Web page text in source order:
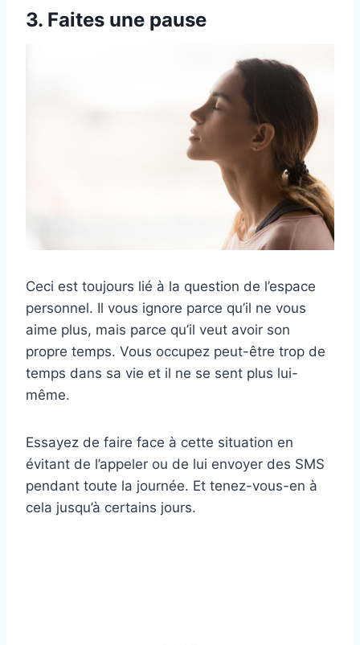
3. Faites une pause
Ceci est toujours lié à la question de l’espace
personnel. Il vous ignore parce qu’il ne vous
aime plus, mais parce qu’il veut avoir son
propre temps. Vous occupez peut-être trop de
temps dans sa vie et il ne se sent plus lui-
même.
Essayez de faire face à cette situation en
évitant de l’appeler ou de lui envoyer des SMS
pendant toute la journée. Et tenez-vous-en à
cela jusqu’à certains jours.